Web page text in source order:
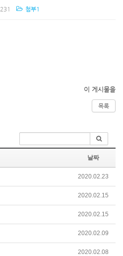
231 첨부1
이 게시물을
목록
날짜
2020.02.23
2020.02.15
2020.02.15
2020.02.09
2020.02.08